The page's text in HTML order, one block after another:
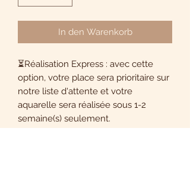
In den Warenkorb
⏳Réalisation Express : avec cette
option, votre place sera prioritaire sur
notre liste d'attente et votre
aquarelle sera réalisée sous 1-2
semaine(s) seulement.